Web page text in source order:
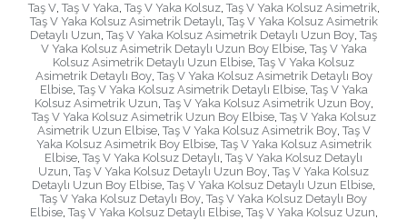
Taş V, Taş V Yaka, Taş V Yaka Kolsuz, Taş V Yaka Kolsuz Asimetrik,
Taş V Yaka Kolsuz Asimetrik Detaylı, Taş V Yaka Kolsuz Asimetrik
Detaylı Uzun, Taş V Yaka Kolsuz Asimetrik Detaylı Uzun Boy, Taş
V Yaka Kolsuz Asimetrik Detaylı Uzun Boy Elbise, Taş V Yaka
Kolsuz Asimetrik Detaylı Uzun Elbise, Taş V Yaka Kolsuz
Asimetrik Detaylı Boy, Taş V Yaka Kolsuz Asimetrik Detaylı Boy
Elbise, Taş V Yaka Kolsuz Asimetrik Detaylı Elbise, Taş V Yaka
Kolsuz Asimetrik Uzun, Taş V Yaka Kolsuz Asimetrik Uzun Boy,
Taş V Yaka Kolsuz Asimetrik Uzun Boy Elbise, Taş V Yaka Kolsuz
Asimetrik Uzun Elbise, Taş V Yaka Kolsuz Asimetrik Boy, Taş V
Yaka Kolsuz Asimetrik Boy Elbise, Taş V Yaka Kolsuz Asimetrik
Elbise, Taş V Yaka Kolsuz Detaylı, Taş V Yaka Kolsuz Detaylı
Uzun, Taş V Yaka Kolsuz Detaylı Uzun Boy, Taş V Yaka Kolsuz
Detaylı Uzun Boy Elbise, Taş V Yaka Kolsuz Detaylı Uzun Elbise,
Taş V Yaka Kolsuz Detaylı Boy, Taş V Yaka Kolsuz Detaylı Boy
Elbise, Taş V Yaka Kolsuz Detaylı Elbise, Taş V Yaka Kolsuz Uzun,